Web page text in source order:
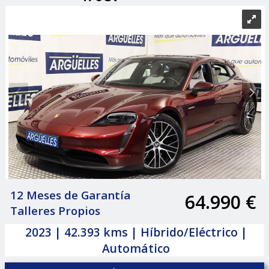
12 Meses de Garantía
Talleres Propios
64.990 €
2023 | 42.393 kms | Híbrido/Eléctrico |
Automático